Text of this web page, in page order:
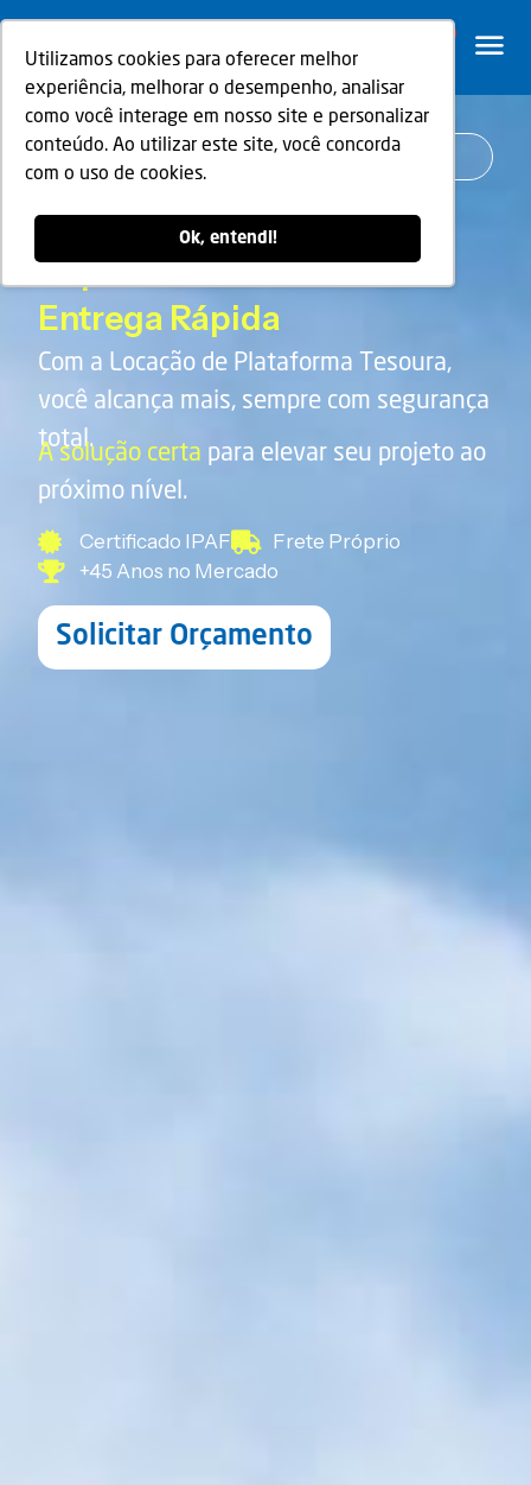
Utilizamos cookies para oferecer melhor
experiência, melhorar o desempenho, analisar
como você interage em nosso site e personalizar
conteúdo. Ao utilizar este site, você concorda
com o uso de cookies.
Ok, entendi!
Líder em Locação de Plataforma Tesoura
Suporte e
Entrega Rápida
Com a Locação de Plataforma Tesoura,
você alcança mais, sempre com segurança
total.
A solução certa para elevar seu projeto ao
próximo nível.
Certificado IPAF
Frete Próprio
+45 Anos no Mercado
Solicitar Orçamento